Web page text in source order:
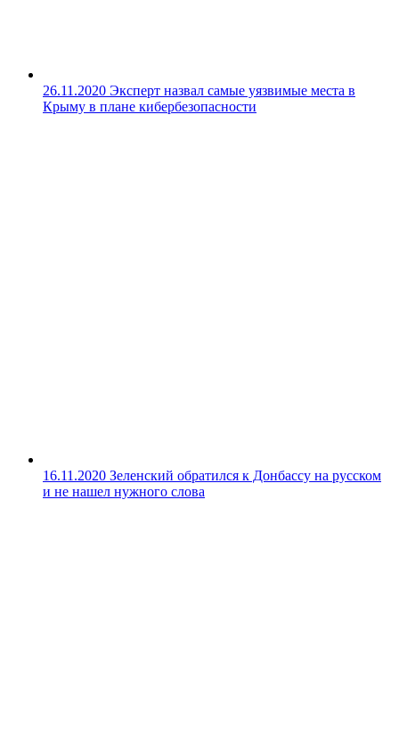
26.11.2020 Эксперт назвал самые уязвимые места в
Крыму в плане кибербезопасности
16.11.2020 Зеленский обратился к Донбассу на русском
и не нашел нужного слова